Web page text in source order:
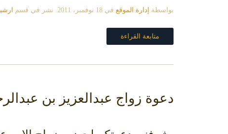
بواسطة إدارة الموقع في 18 نوفمبر، 2011 . نشر في قسم
متابعة القراءة
دعوة زواج عبدالعزيز بن